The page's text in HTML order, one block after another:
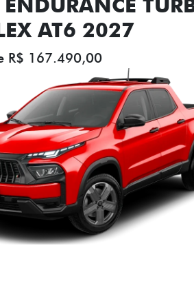
AT6 2027
R$ 167.490,00